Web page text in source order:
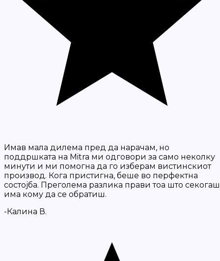
Имав мала дилема пред да нарачам, но
поддршката на Mitra ми одговори за само неколку
минути и ми помогна да го изберам вистинскиот
производ. Кога пристигна, беше во перфектна
состојба. Преголема разлика прави тоа што секогаш
има кому да се обратиш.
-Калина В.